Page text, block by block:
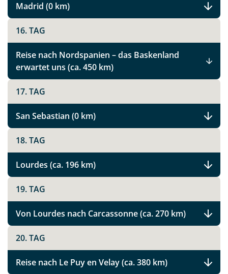
Gibraltar
Facebook
X
WhatsApp
per E-Mail senden
Link kopieren
Madrid (0 km)
16. TAG
Reise nach Nordspanien – das Baskenland
erwartet uns (ca. 450 km)
17. TAG
San Sebastian (0 km)
18. TAG
Lourdes (ca. 196 km)
19. TAG
Von Lourdes nach Carcassonne (ca. 270 km)
20. TAG
Reise nach Le Puy en Velay (ca. 380 km)